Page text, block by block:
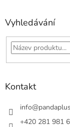
Vyhledávání
Kontakt
info@
+420 281 981